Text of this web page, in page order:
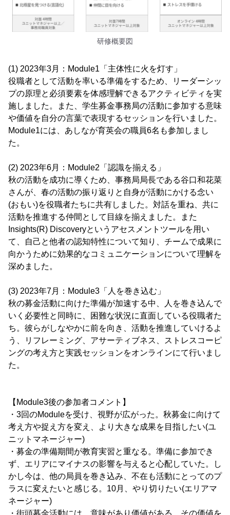
研修概要図
(1) 2023年3月：Module1「主体性に火を灯す」
役職者として活動を率いる準備をするため、リーダーシッ
プの原理と必須要素を体感理解できるアクティビティを実
施しました。また、学生募金事務局の活動に参加する意味
や価値を自分の言葉で表現するセッションを行いました。
Module1には、あしなが育英会の職員6名も参加しまし
た。
(2) 2023年6月：Module2「認識を揃える」
秋の活動を成功に導くため、事務局局長である谷口和花菜
さんが、春の活動の振り返りと自身が活動にかける念い
(おもい)を役職者たちに共有しました。対話を重ね、共に
活動を推進する仲間として目線を揃えました。また
Insights(R) Discoveryというアセスメントツールを用い
て、自己と他者の認知特性について知り、チームで成果に
向かうために効果的なコミュニケーションについて理解を
深めました。
(3) 2023年7月：Module3「人を巻き込む」
秋の募金活動に向けた準備が加速する中、人を巻き込んで
いく必要性と同時に、困難な状況に直面している役職者た
ち。彼らがしなやかに前を向き、活動を推進していけるよ
う、リフレーミング、アサーティブネス、ストレスコーピ
ングの考え方と実践セッションをオンラインにて行いまし
た。
【Module3後の参加者コメント】
・3回のModuleを受け、視野が広がった。秋募金に向けて
考え方や捉え方を変え、より大きな成果を目指したい(ユ
ニットマネージャー)
・募金の準備期間が教育実習と重なる。準備に参加でき
ず、エリアにマイナスの影響を与えると心配していた。し
かし今は、他の局員を巻き込み、不在も活動にとってのプ
ラスに変えたいと感じる。10月、やり切りたい(エリアマ
ネージャー)
・街頭募金活動には、意味があり価値がある。その価値を